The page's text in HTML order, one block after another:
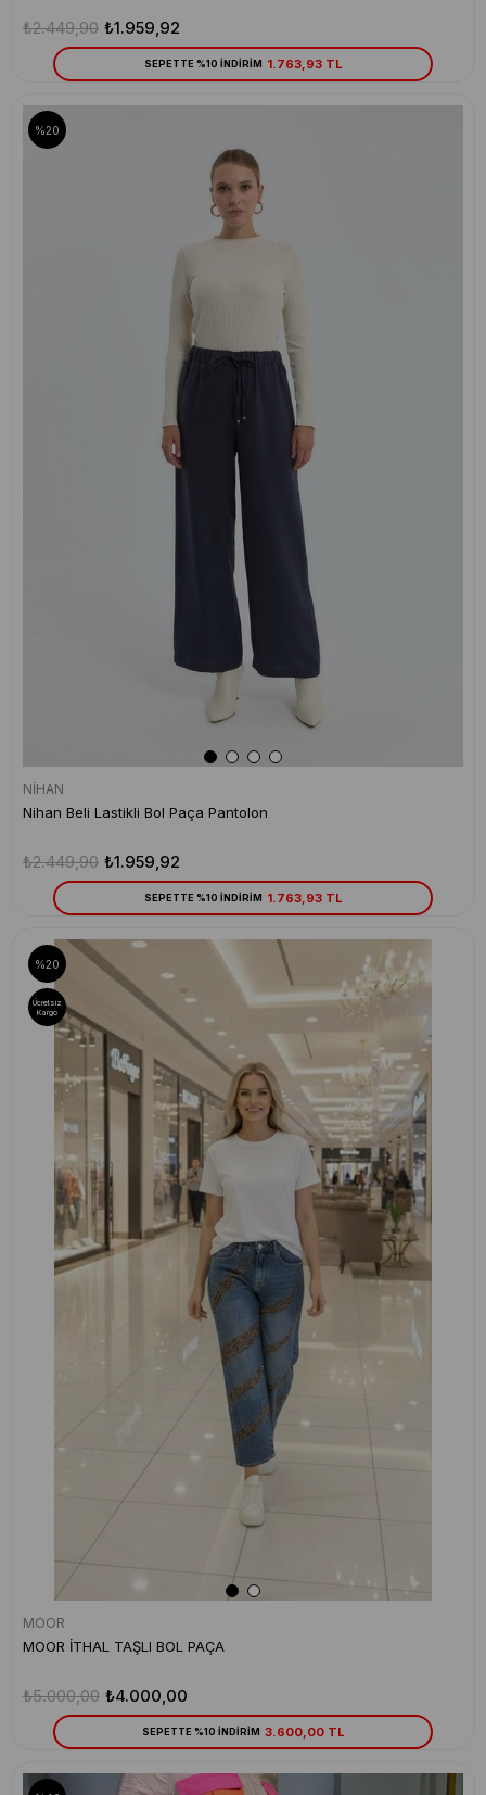
₺1.959,92
₺2.449,90
SEPETTE %10 İNDİRİM 1.763,93 TL
NİHAN
Nihan Beli Lastikli Bol Paça Pantolon
₺1.959,92
₺2.449,90
%20
SEPETTE %10 İNDİRİM 1.763,93 TL
MOOR
MOOR İTHAL TAŞLI BOL PAÇA
₺4.000,00
₺5.000,00
%20
Ücretsiz
Kargo
SEPETTE %10 İNDİRİM 3.600,00 TL